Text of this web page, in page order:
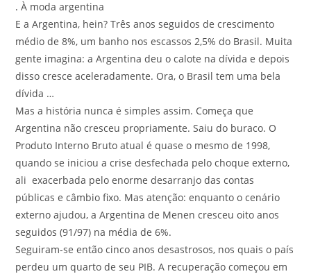
. À moda argentina
E a Argentina, hein? Três anos seguidos de crescimento
médio de 8%, um banho nos escassos 2,5% do Brasil. Muita
gente imagina: a Argentina deu o calote na dívida e depois
disso cresce aceleradamente. Ora, o Brasil tem uma bela
dívida …
Mas a história nunca é simples assim. Começa que
Argentina não cresceu propriamente. Saiu do buraco. O
Produto Interno Bruto atual é quase o mesmo de 1998,
quando se iniciou a crise desfechada pelo choque externo,
ali exacerbada pelo enorme desarranjo das contas
públicas e câmbio fixo. Mas atenção: enquanto o cenário
externo ajudou, a Argentina de Menen cresceu oito anos
seguidos (91/97) na média de 6%.
Seguiram-se então cinco anos desastrosos, nos quais o país
perdeu um quarto de seu PIB. A recuperação começou em